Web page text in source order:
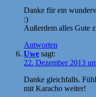
Danke für ein
:)
Außerdem alles Gute
Antworten
Uwe sagt:
22. Dezember 2013
Danke gleichfalls.
mit Karacho weiter!